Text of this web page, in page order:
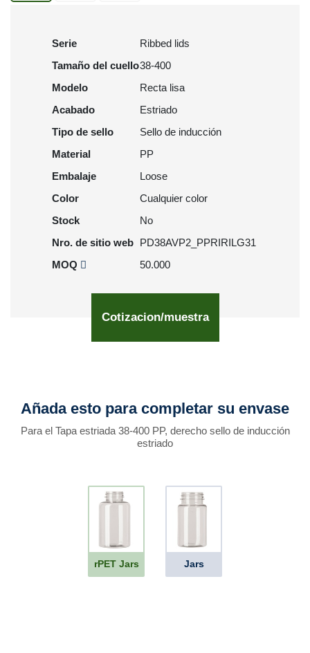
Serie
Ribbed lids
Tamaño del cuello38-400
Modelo
Recta lisa
Acabado
Estriado
Tipo de sello
Sello de inducción
Material
PP
Embalaje
Loose
Color
Cualquier color
Stock
No
Nro. de sitio web PD38AVP2_PPRIRILG31
MOQ
50.000
Cotizacion/muestra
Añada esto para completar su envase
Para el Tapa estriada 38-400 PP, derecho sello de inducción
estriado
rPET Jars Jars